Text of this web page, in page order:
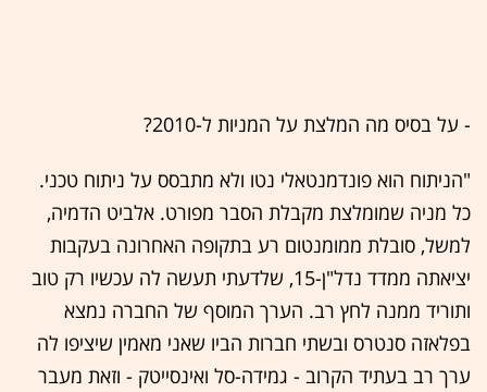
- על בסיס מה המלצת על המניות ל-2010?
"הניתוח הוא פונדמנטאלי נטו ולא מתבסס על ניתוח טכני.
כל מניה שמומלצת מקבלת הסבר מפורט. אלביט הדמיה,
למשל, סובלת ממומנטום רע בתקופה האחרונה בעקבות
יציאתה ממדד נדל"ן-15, שלדעתי תעשה לה עכשיו רק טוב
ותוריד ממנה לחץ רב. הערך המוסף של החברה נמצא
בפלאזה סנטרס ובשתי חברות הביו שאני מאמין שיציפו לה
ערך רב בעתיד הקרוב - גמידה-סל ואינסייטק - וזאת מעבר